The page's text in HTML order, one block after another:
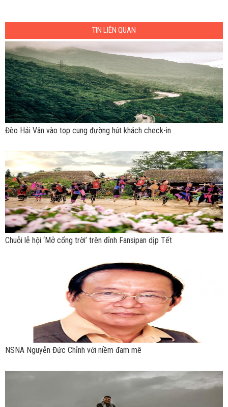
TIN LIÊN QUAN
Đèo Hải Vân vào top cung đường hút khách check-in
Chuỗi lễ hội ‘Mở cổng trời’ trên đỉnh Fansipan dịp Tết
NSNA Nguyễn Đức Chỉnh với niềm đam mê